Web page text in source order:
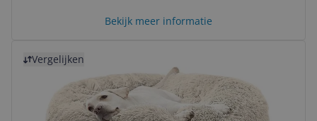
Bekijk meer informatie
Vergelijken